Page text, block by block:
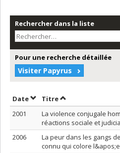
Rechercher dans la liste
Pour une recherche détaillée
Visiter Papyrus
DateTrier par date en ordre
TitreTrier par titre en
2001
La violence conjugale
réactions sociale et
2006
La peur dans les gangs
connu qui colore